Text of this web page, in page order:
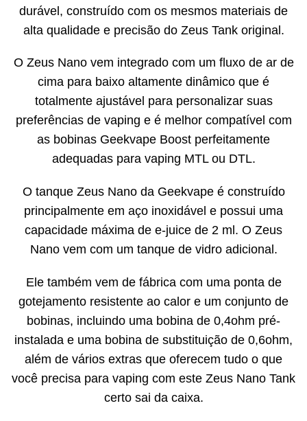
durável, construído com os mesmos materiais de
alta qualidade e precisão do Zeus Tank original.
O Zeus Nano vem integrado com um fluxo de ar de
cima para baixo altamente dinâmico que é
totalmente ajustável para personalizar suas
preferências de vaping e é melhor compatível com
as bobinas Geekvape Boost perfeitamente
adequadas para vaping MTL ou DTL.
O tanque Zeus Nano da Geekvape é construído
principalmente em aço inoxidável e possui uma
capacidade máxima de e-juice de 2 ml. O Zeus
Nano vem com um tanque de vidro adicional.
Ele também vem de fábrica com uma ponta de
gotejamento resistente ao calor e um conjunto de
bobinas, incluindo uma bobina de 0,4ohm pré-
instalada e uma bobina de substituição de 0,6ohm,
além de vários extras que oferecem tudo o que
você precisa para vaping com este Zeus Nano Tank
certo sai da caixa.